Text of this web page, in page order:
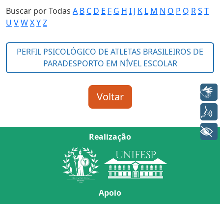
Buscar por Todas A B C D E F G H I J K L M N O P Q RS T
U VWXYZ
Realização
Apoio